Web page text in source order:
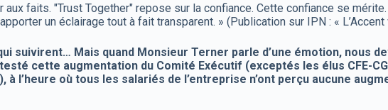
faits. "Trust Together" repose sur la confiance. Cette confiance se
un éclairage tout à fait transparent. » (Publication sur IPN : « L’Accent
suivirent… Mais quand Monsieur Terner parle d’une émotion, nous
cette augmentation du Comité Exécutif (exceptés les élus CFE-
l’heure où tous les salariés de l’entreprise n’ont perçu aucune